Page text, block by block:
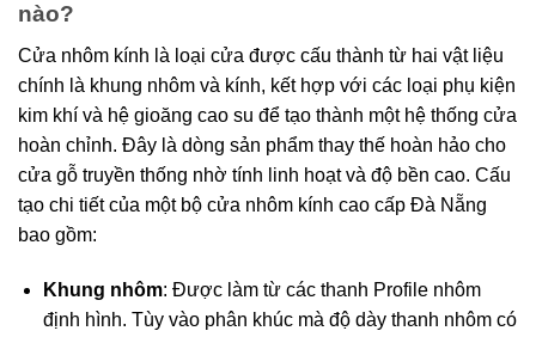
nào?
Cửa nhôm kính là loại cửa được cấu thành từ hai vật liệu
chính là khung nhôm và kính, kết hợp với các loại phụ kiện
kim khí và hệ gioăng cao su để tạo thành một hệ thống cửa
hoàn chỉnh. Đây là dòng sản phẩm thay thế hoàn hảo cho
cửa gỗ truyền thống nhờ tính linh hoạt và độ bền cao. Cấu
tạo chi tiết của một bộ cửa nhôm kính cao cấp Đà Nẵng
bao gồm:
Khung nhôm: Được làm từ các thanh Profile nhôm
định hình. Tùy vào phân khúc mà độ dày thanh nhôm có